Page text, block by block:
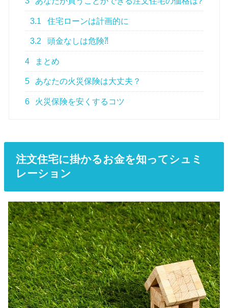
3.1 住宅ローンは計画的に
3.2 頭金なしは危険⁈
4 まとめ
5 あなたの火災保険は大丈夫？
6 火災保険を安くするコツ
注文住宅に掛かるお金を知ってシュミ
レーション